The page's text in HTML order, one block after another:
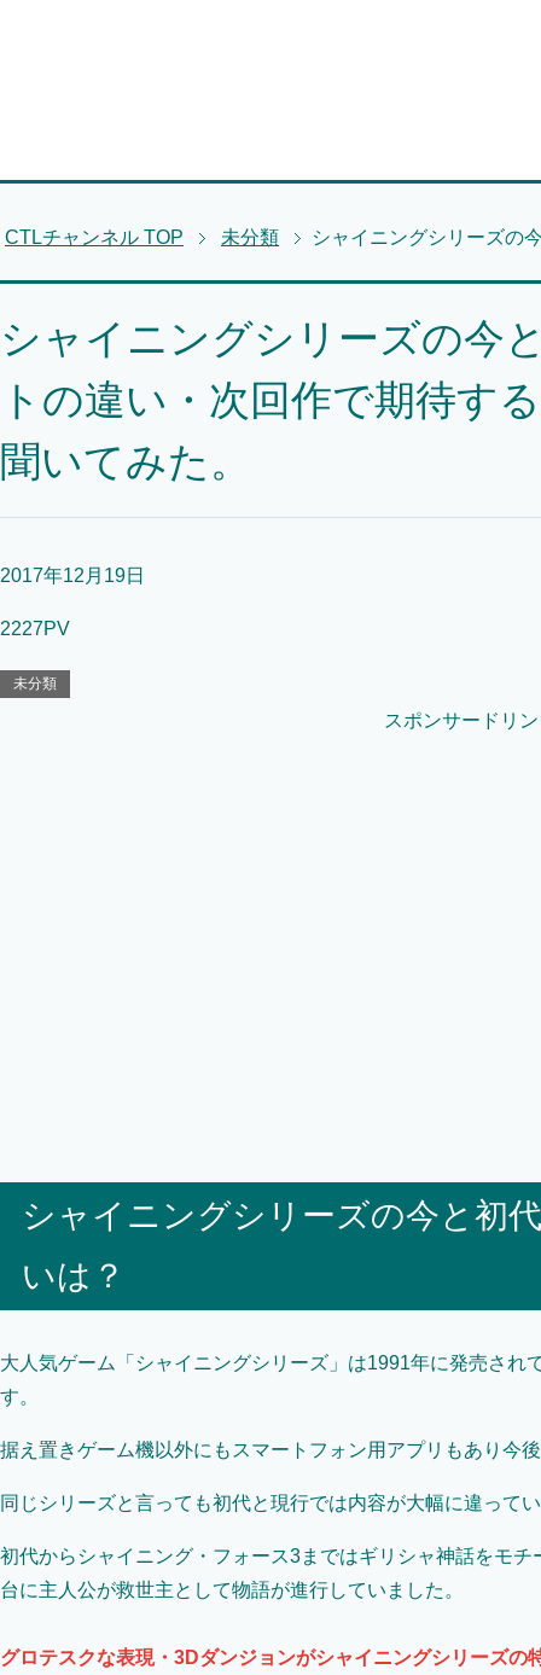
CTLチャンネル TOP 未分類 シャイニングシリーズの
シャイニングシリーズの今
トの違い・次回作で期待す
聞いてみた。
2017年12月19日
2227PV
未分類
スポンサードリ
シャイニングシリーズの今と初
いは？
大人気ゲーム「シャイニングシリーズ」は1991年に発売され
す。
据え置きゲーム機以外にもスマートフォン用アプリもあり今
同じシリーズと言っても初代と現行では内容が大幅に違って
初代からシャイニング・フォース3まではギリシャ神話をモ
台に主人公が救世主として物語が進行していました。
グロテスクな表現・3Dダンジョンがシャイニングシリーズの